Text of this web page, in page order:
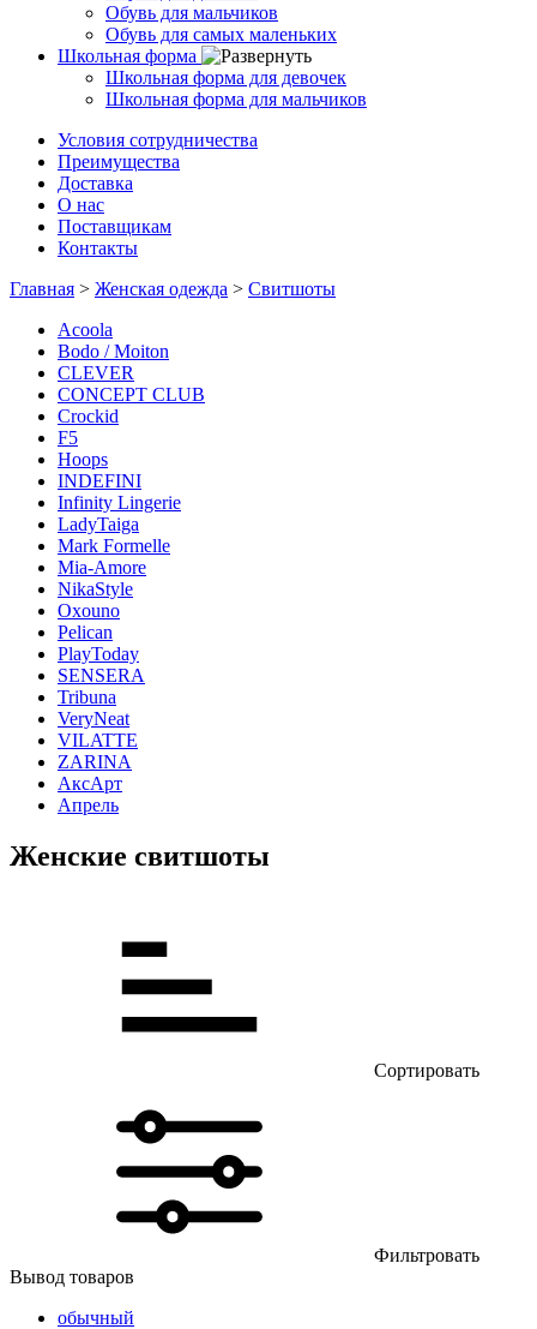
Обувь для мальчиков
Обувь для самых маленьких
Школьная форма
Школьная форма для девочек
Школьная форма для мальчиков
Условия сотрудничества
Преимущества
Доставка
О нас
Поставщикам
Контакты
Главная > Женская одежда > Свитшоты
Acoola
Bodo / Moiton
CLEVER
CONCEPT CLUB
Crockid
F5
Hoops
INDEFINI
Infinity Lingerie
LadyTaiga
Mark Formelle
Mia-Amore
NikaStyle
Oxouno
Pelican
PlayToday
SENSERA
Tribuna
VeryNeat
VILATTE
ZARINA
АксАрт
Апрель
Женские свитшоты
Сортировать
Фильтровать
Вывод товаров
обычный